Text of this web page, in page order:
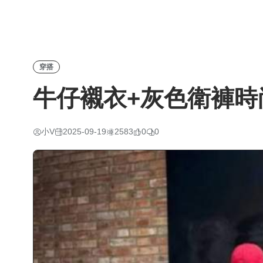
穿搭
牛仔襯衣+灰色衛褲
小V 2025-09-19 2583 0 0